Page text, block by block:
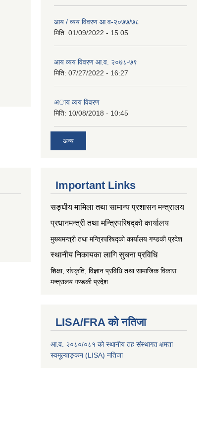
आय / व्यय विवरण आ.व-२०७७/७८
मिति: 01/09/2022 - 15:05
आय व्यय विवरण आ.व. २०७८-७९
मिति: 07/27/2022 - 16:27
अाय व्यय विवरण
मिति: 10/08/2018 - 10:45
अन्य
Important Links
सङ्‍घीय मामिला तथा सामान्य प्रशासन मन्त्रालय
प्रधानमन्त्री तथा मन्त्रिपरिषद्को कार्यालय
मुख्यमन्त्री तथा मन्त्रिपरिषद्को कार्यालय गण्डकी प्रदेश
स्थानीय निकायका लागि सुचना प्रविधि
शिक्षा, संस्कृति, विज्ञान प्रविधि तथा सामाजिक विकास
मन्त्रालय गण्डकी प्रदेश
LISA/FRA को नतिजा
आ.व. २०८०/०८१ को स्थानीय तह संस्थागत क्षमता
स्वमूल्याङ्कन (LISA) नतिजा